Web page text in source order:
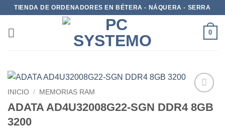
TIENDA DE ORDENADORES EN BÉTERA - NÁQUERA - SERRA
0
Add to
wishlist
INICIO / MEMORIAS RAM
ADATA AD4U32008G22-SGN DDR4 8GB
3200